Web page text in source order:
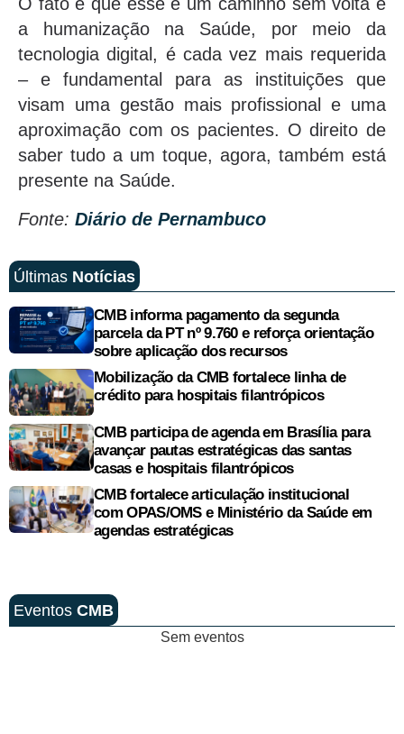
a humanização na Saúde, por meio da
tecnologia digital, é cada vez mais requerida
– e fundamental para as instituições que
visam uma gestão mais profissional e uma
aproximação com os pacientes. O direito de
saber tudo a um toque, agora, também está
presente na Saúde.
Fonte: Diário de Pernambuco
Últimas Notícias
CMB informa pagamento da segunda
parcela da PT nº 9.760 e reforça orientação
sobre aplicação dos recursos
Mobilização da CMB fortalece linha de
crédito para hospitais filantrópicos
CMB participa de agenda em Brasília para
avançar pautas estratégicas das santas
casas e hospitais filantrópicos
CMB fortalece articulação institucional
com OPAS/OMS e Ministério da Saúde em
agendas estratégicas
Eventos CMB
Sem eventos